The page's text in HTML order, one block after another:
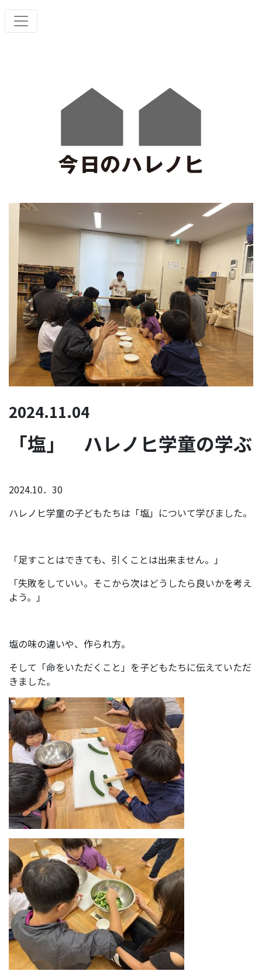
2024.11.04
「塩」 ハレノヒ学童の学ぶ
2024.10．30
ハレノヒ学童の子どもたちは「塩」について学びました。
「足すことはできても、引くことは出来ません。」
「失敗をしていい。そこから次はどうしたら良いかを考え
よう。」
塩の味の違いや、作られ方。
そして「命をいただくこと」を子どもたちに伝えていただ
きました。